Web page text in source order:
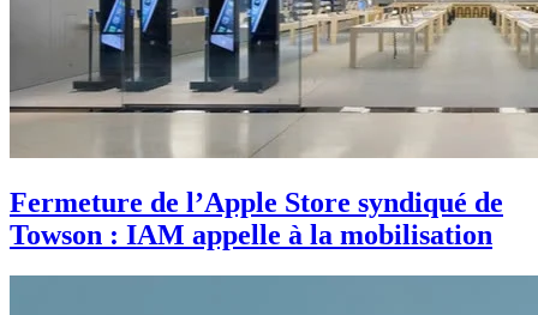
Fermeture de l’Apple Store syndiqué de
Towson : IAM appelle à la mobilisation